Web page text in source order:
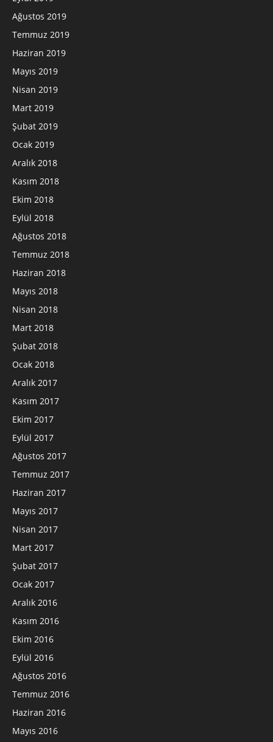
Ağustos 2019
Temmuz 2019
Haziran 2019
Mayıs 2019
Nisan 2019
Mart 2019
Şubat 2019
Ocak 2019
Aralık 2018
Kasım 2018
Ekim 2018
Eylül 2018
Ağustos 2018
Temmuz 2018
Haziran 2018
Mayıs 2018
Nisan 2018
Mart 2018
Şubat 2018
Ocak 2018
Aralık 2017
Kasım 2017
Ekim 2017
Eylül 2017
Ağustos 2017
Temmuz 2017
Haziran 2017
Mayıs 2017
Nisan 2017
Mart 2017
Şubat 2017
Ocak 2017
Aralık 2016
Kasım 2016
Ekim 2016
Eylül 2016
Ağustos 2016
Temmuz 2016
Haziran 2016
Mayıs 2016